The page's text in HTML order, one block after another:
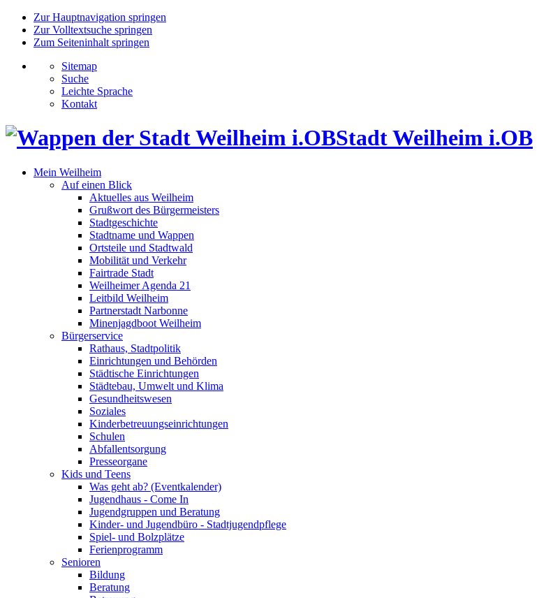
Zur Hauptnavigation springen
Zur Volltextsuche springen
Zum Seiteninhalt springen
Sitemap
Suche
Leichte Sprache
Kontakt
Stadt Weilheim i.OB
Mein Weilheim
Auf einen Blick
Aktuelles aus Weilheim
Grußwort des Bürgermeisters
Stadtgeschichte
Stadtname und Wappen
Ortsteile und Stadtwald
Mobilität und Verkehr
Fairtrade Stadt
Weilheimer Agenda 21
Leitbild Weilheim
Partnerstadt Narbonne
Minenjagdboot Weilheim
Bürgerservice
Rathaus, Stadtpolitik
Einrichtungen und Behörden
Städtische Einrichtungen
Städtebau, Umwelt und Klima
Gesundheitswesen
Soziales
Kinderbetreuungseinrichtungen
Schulen
Abfallentsorgung
Presseorgane
Kids und Teens
Was geht ab? (Eventkalender)
Jugendhaus - Come In
Jugendgruppen und Beratung
Kinder- und Jugendbüro - Stadtjugendpflege
Spiel- und Bolzplätze
Ferienprogramm
Senioren
Bildung
Beratung